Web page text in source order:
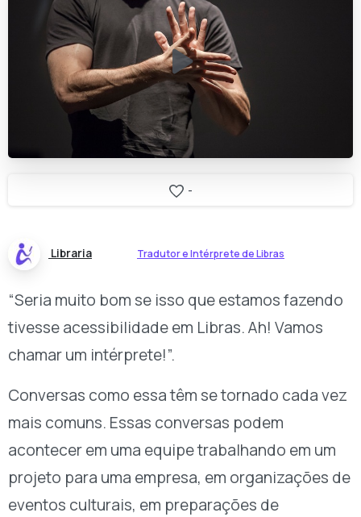
-
Libraria Tradutor e Intérprete de Libras
“Seria muito bom se isso que estamos fazendo
tivesse acessibilidade em Libras. Ah! Vamos
chamar um intérprete!”.
Conversas como essa têm se tornado cada vez
mais comuns. Essas conversas podem
acontecer em uma equipe trabalhando em um
projeto para uma empresa, em organizações de
eventos culturais, em preparações de